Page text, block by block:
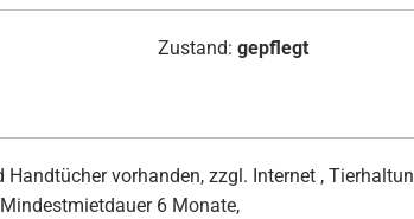
Zustand: gepflegt
vorhanden, zzgl. Internet ,
6 Monate,